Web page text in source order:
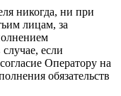
никогда, ни при
лицам, за
если
Оператору на
обязательств